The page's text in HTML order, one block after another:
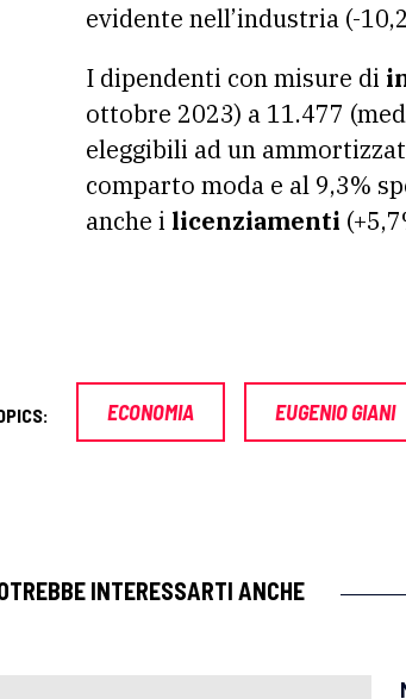
evidente nell’industria (-
I dipendenti con misure di
ottobre 2023) a 11.477
eleggibili ad un
comparto moda e al 9,3%
anche i licenziamenti
ECONOMIA EUGENIO GIANI
INTERESSARTI ANCHE